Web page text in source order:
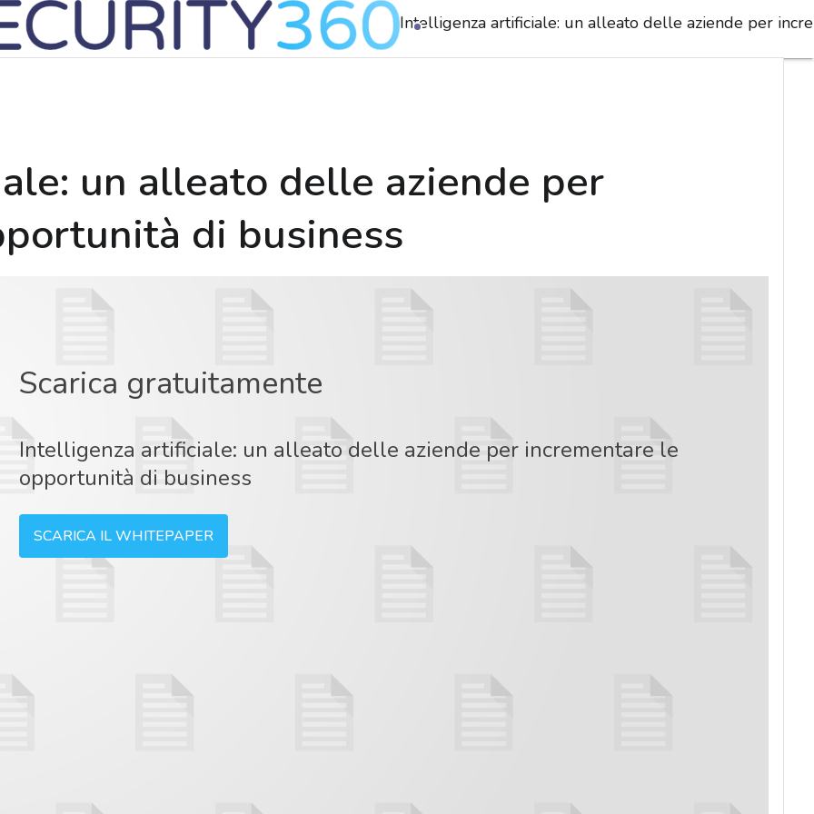
Intelligenza artificiale: un alleato delle aziende per
un alleato delle aziende per
di business
Scarica gratuitamente
Intelligenza artificiale: un alleato delle aziende per incrementare le
opportunità di business
SCARICA IL WHITEPAPER